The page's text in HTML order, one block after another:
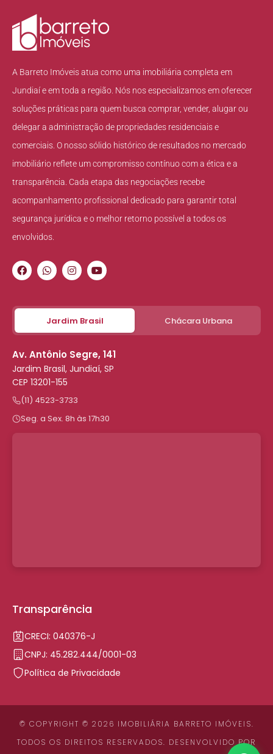
A Barreto Imóveis atua como uma imobiliária completa em
Jundiaí e em toda a região. Nós nos especializamos em oferecer
soluções práticas para quem busca comprar, vender, alugar ou
delegar a administração de propriedades residenciais e
comerciais. O nosso sólido histórico de resultados no mercado
imobiliário reflete um compromisso contínuo com a ética e a
transparência. Cada etapa das negociações recebe
acompanhamento profissional dedicado para garantir total
segurança jurídica e o melhor retorno possível a todos os
envolvidos.
Jardim Brasil Chácara Urbana
Av. Antônio Segre, 141
Jardim Brasil, Jundiaí, SP
CEP 13201-155
(11) 4523-3733
Seg. a Sex. 8h às 17h30
Transparência
CRECI: 040376-J
CNPJ: 45.282.444/0001-03
Política de Privacidade
© COPYRIGHT © 2026 IMOBILIÁRIA BARRETO IMÓVEIS.
TODOS OS DIREITOS RESERVADOS. DESENVOLVIDO POR